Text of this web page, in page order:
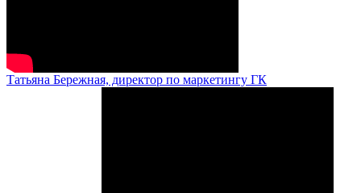
Татьяна Бережная, директор по маркетингу ГК